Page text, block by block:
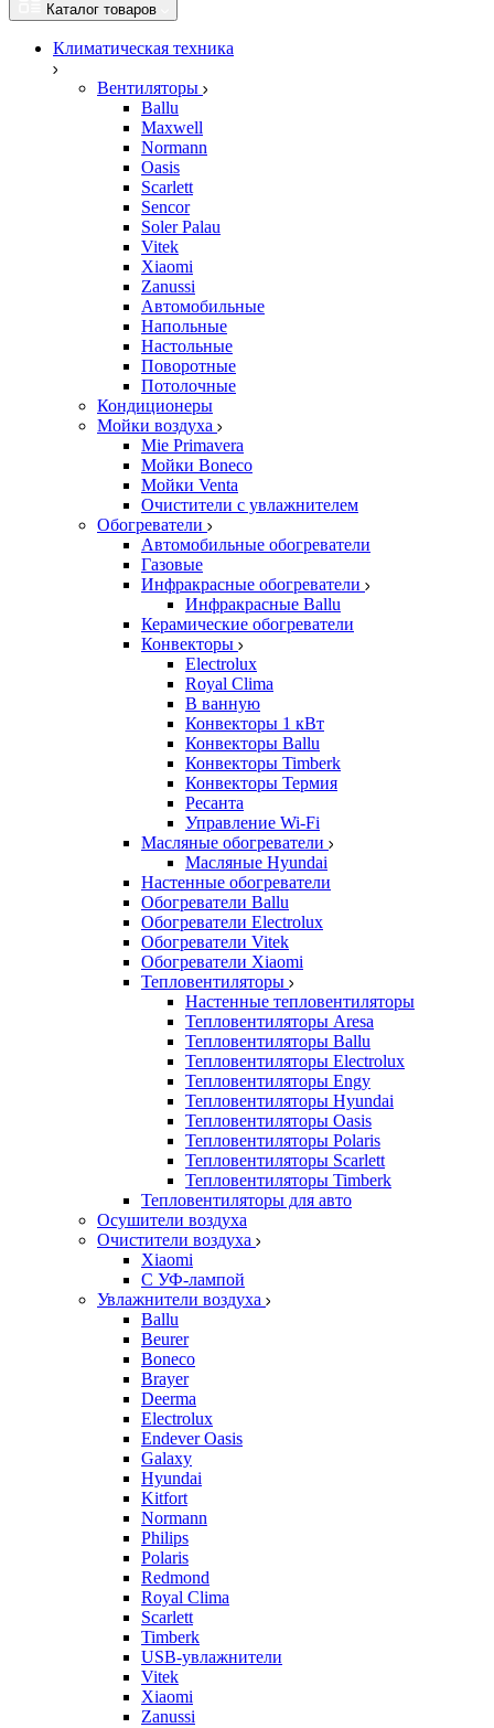
Каталог товаров
Климатическая техника
Вентиляторы
Ballu
Maxwell
Normann
Oasis
Scarlett
Sencor
Soler Palau
Vitek
Xiaomi
Zanussi
Автомобильные
Напольные
Настольные
Поворотные
Потолочные
Кондиционеры
Мойки воздуха
Mie Primavera
Мойки Boneco
Мойки Venta
Очистители с увлажнителем
Обогреватели
Автомобильные обогреватели
Газовые
Инфракрасные обогреватели
Инфракрасные Ballu
Керамические обогреватели
Конвекторы
Electrolux
Royal Clima
В ванную
Конвекторы 1 кВт
Конвекторы Ballu
Конвекторы Timberk
Конвекторы Термия
Ресанта
Управление Wi-Fi
Масляные обогреватели
Масляные Hyundai
Настенные обогреватели
Обогреватели Ballu
Обогреватели Electrolux
Обогреватели Vitek
Обогреватели Xiaomi
Тепловентиляторы
Настенные тепловентиляторы
Тепловентиляторы Aresa
Тепловентиляторы Ballu
Тепловентиляторы Electrolux
Тепловентиляторы Engy
Тепловентиляторы Hyundai
Тепловентиляторы Oasis
Тепловентиляторы Polaris
Тепловентиляторы Scarlett
Тепловентиляторы Timberk
Тепловентиляторы для авто
Осушители воздуха
Очистители воздуха
Xiaomi
С УФ-лампой
Увлажнители воздуха
Ballu
Beurer
Boneco
Brayer
Deerma
Electrolux
Endever Oasis
Galaxy
Hyundai
Kitfort
Normann
Philips
Polaris
Redmond
Royal Clima
Scarlett
Timberk
USB-увлажнители
Vitek
Xiaomi
Zanussi